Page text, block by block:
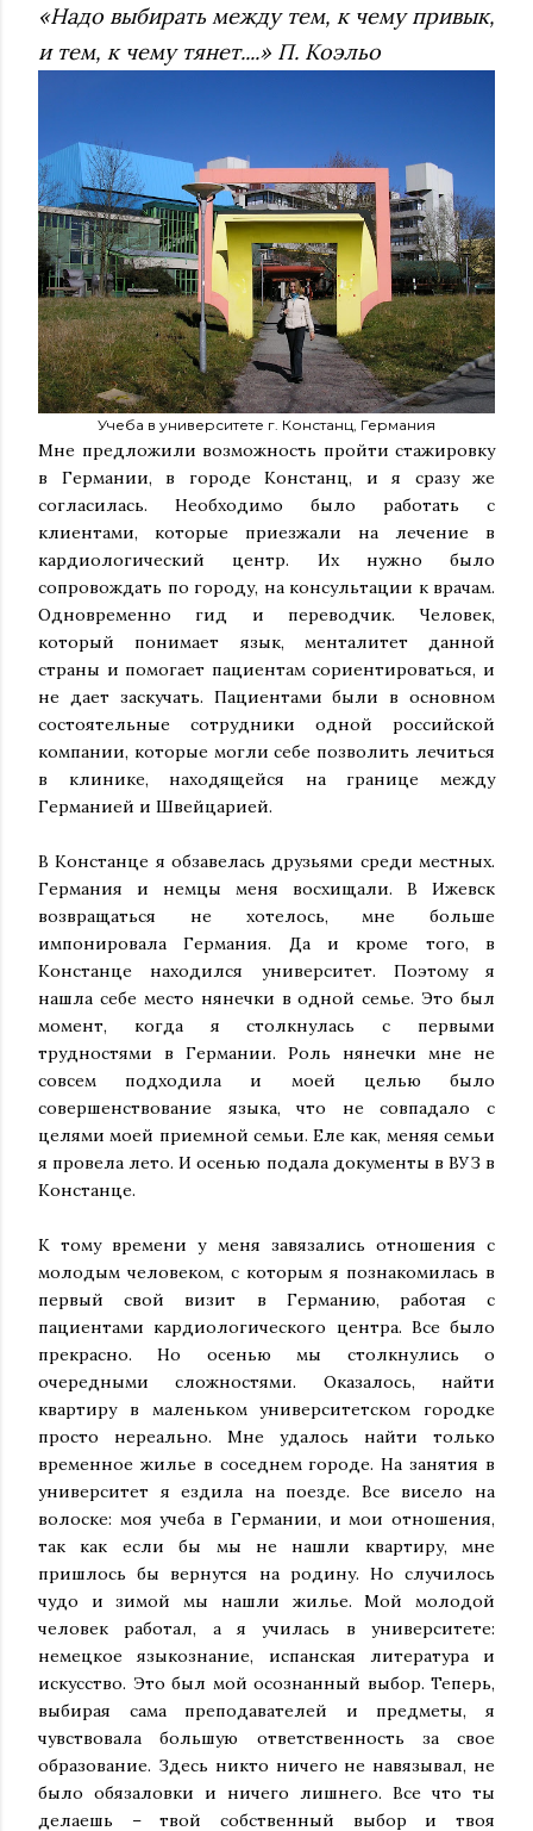
«Надо выбирать между тем, к чему привык,
и тем, к чему тянет....» П. Коэльо
Учеба в университете г. Констанц, Германия
Мне предложили возможность пройти стажировку
в Германии, в городе Констанц, и я сразу же
согласилась. Необходимо было работать с
клиентами, которые приезжали на лечение в
кардиологический центр. Их нужно было
сопровождать по городу, на консультации к врачам.
Одновременно гид и переводчик. Человек,
который понимает язык, менталитет данной
страны и помогает пациентам сориентироваться, и
не дает заскучать. Пациентами были в основном
состоятельные сотрудники одной российской
компании, которые могли себе позволить лечиться
в клинике, находящейся на границе между
Германией и Швейцарией.
В Констанце я обзавелась друзьями среди местных.
Германия и немцы меня восхищали. В Ижевск
возвращаться не хотелось, мне больше
импонировала Германия. Да и кроме того, в
Констанце находился университет. Поэтому я
нашла себе место нянечки в одной семье. Это был
момент, когда я столкнулась с первыми
трудностями в Германии. Роль нянечки мне не
совсем подходила и моей целью было
совершенствование языка, что не совпадало с
целями моей приемной семьи. Еле как, меняя семьи
я провела лето. И осенью подала документы в ВУЗ в
Констанце.
К тому времени у меня завязались отношения с
молодым человеком, с которым я познакомилась в
первый свой визит в Германию, работая с
пациентами кардиологического центра. Все было
прекрасно. Но осенью мы столкнулись о
очередными сложностями. Оказалось, найти
квартиру в маленьком университетском городке
просто нереально. Мне удалось найти только
временное жилье в соседнем городе. На занятия в
университет я ездила на поезде. Все висело на
волоске: моя учеба в Германии, и мои отношения,
так как если бы мы не нашли квартиру, мне
пришлось бы вернутся на родину. Но случилось
чудо и зимой мы нашли жилье. Мой молодой
человек работал, а я училась в университете:
немецкое языкознание, испанская литература и
искусство. Это был мой осознанный выбор. Теперь,
выбирая сама преподавателей и предметы, я
чувствовала большую ответственность за свое
образование. Здесь никто ничего не навязывал, не
было обязаловки и ничего лишнего. Все что ты
делаешь – твой собственный выбор и твоя